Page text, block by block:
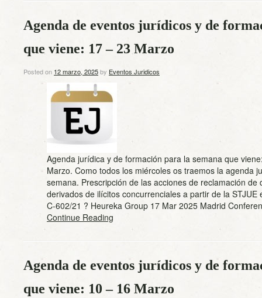
Agenda de eventos jurídicos y de
que viene: 17 – 23 Marzo
Posted on 12 marzo, 2025by Eventos Juridicos
Agenda jurídica y de formación para la semana que
Marzo. Como todos los miércoles os traemos la agenda
semana. Prescripción de las acciones de reclamación de
derivados de ilícitos concurrenciales a partir de la STJUE
C-602/21 ? Heureka Group 17 Mar 2025 Madrid
Continue Reading
Agenda de eventos jurídicos y de
que viene: 10 – 16 Marzo